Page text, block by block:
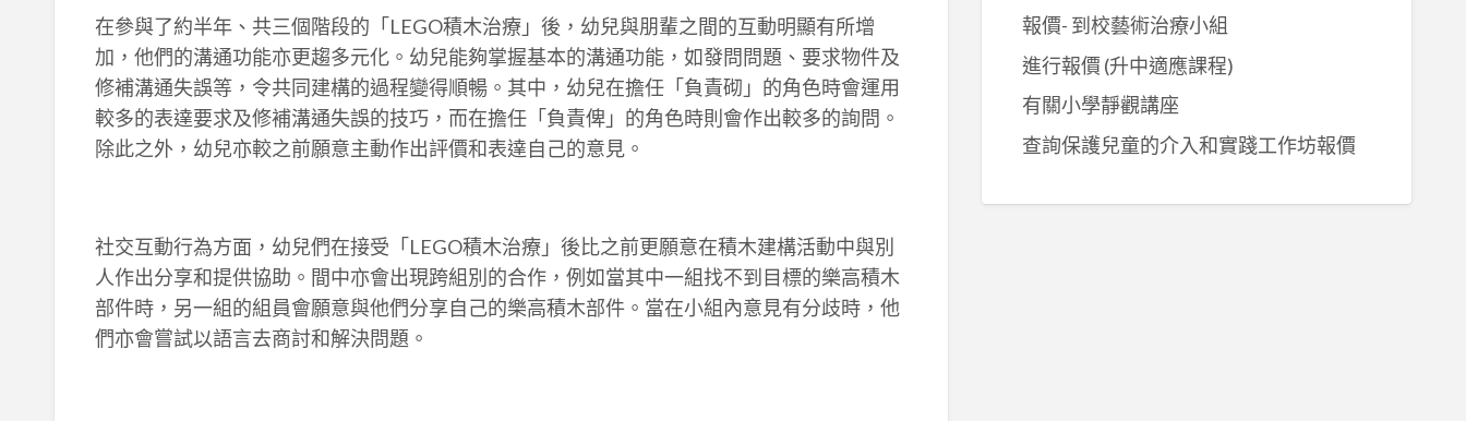
在參與了約半年、共三個階段的「LEGO積木治療」後，幼兒與朋輩之間的互動明顯有所增
加，他們的溝通功能亦更趨多元化。幼兒能夠掌握基本的溝通功能，如發問問題、要求物件及
修補溝通失誤等，令共同建構的過程變得順暢。其中，幼兒在擔任「負責砌」的角色時會運用
較多的表達要求及修補溝通失誤的技巧，而在擔任「負責俾」的角色時則會作出較多的詢問。
除此之外，幼兒亦較之前願意主動作出評價和表達自己的意見。
社交互動行為方面，幼兒們在接受「LEGO積木治療」後比之前更願意在積木建構活動中與別
人作出分享和提供協助。間中亦會出現跨組別的合作，例如當其中一組找不到目標的樂高積木
部件時，另一組的組員會願意與他們分享自己的樂高積木部件。當在小組內意見有分歧時，他
們亦會嘗試以語言去商討和解決問題。
報價- 到校藝術治療小組
進行報價 (升中適應課程)
有關小學靜觀講座
查詢保護兒童的介入和實踐工作坊報價